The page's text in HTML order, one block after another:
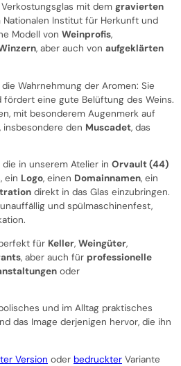
mit dem gravierten
Nationalen Institut für Herkunft und
Modell von Weinprofis,
, aber auch von aufgeklärten
Wahrnehmung der Aromen: Sie
fördert eine gute Belüftung des Weins.
mit besonderem Augenmerk auf
, insbesondere den Muscadet, das
die in unserem Atelier in Orvault (44)
ein Logo, einen Domainnamen, ein
direkt in das Glas einzubringen.
und spülmaschinenfest,
für Keller, Weingüter,
, aber auch für professionelle
oder
und im Alltag praktisches
das Image derjenigen hervor, die ihn
Version oder bedruckter Variante